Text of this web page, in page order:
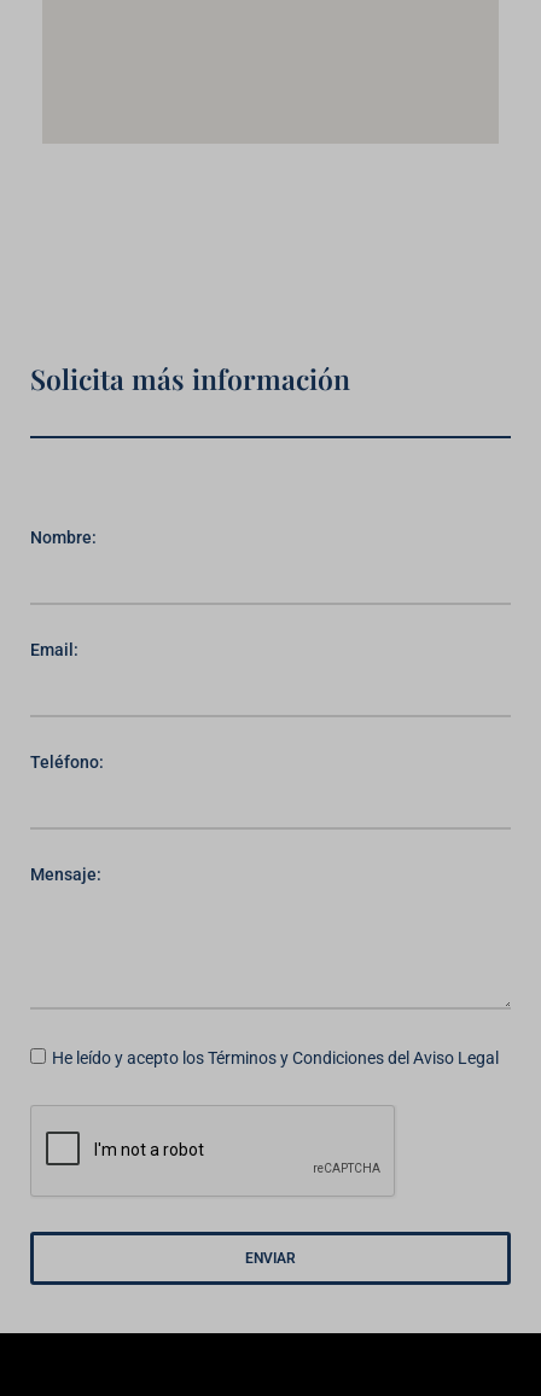
Solicita más información
Nombre:
Email:
Teléfono:
Mensaje:
He leído y acepto los Términos y Condiciones del Aviso Legal
ENVIAR